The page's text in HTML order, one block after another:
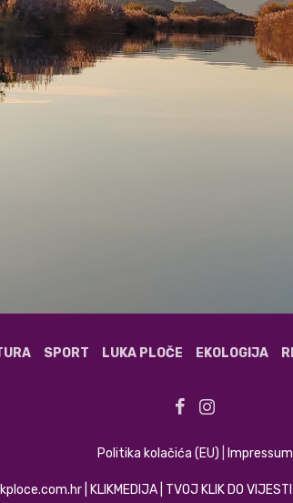
SPORT LUKA PLOČE EKOLOGIJA
Politika kolačića (EU) Impressum
| KLIKMEDIJA | TVOJ KLIK DO